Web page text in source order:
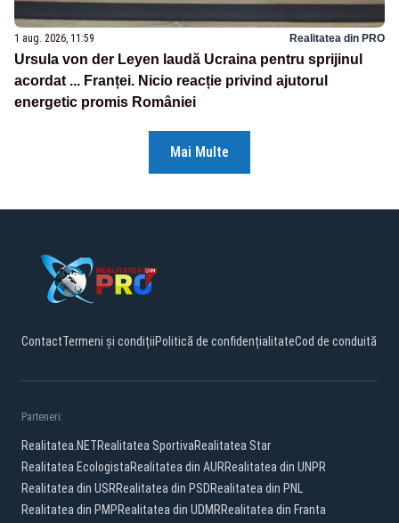
1 aug. 2026, 11:59 Realitatea din PRO
Ursula von der Leyen laudă Ucraina pentru sprijinul
acordat ... Franței. Nicio reacție privind ajutorul
energetic promis României
Mai Multe
ContactTermeni și condițiiPolitică de confidențialitateCod de conduită
Parteneri:
Realitatea.NETRealitatea SportivaRealitatea Star
Realitatea EcologistaRealitatea din AURRealitatea din UNPR
Realitatea din USRRealitatea din PSDRealitatea din PNL
Realitatea din PMPRealitatea din UDMRRealitatea din Franta